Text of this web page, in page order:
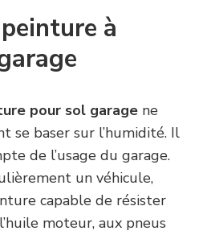
à
pour sol garage ne
se baser sur l’humidité. Il
de l’usage du garage.
un véhicule,
capable de résister
moteur, aux pneus